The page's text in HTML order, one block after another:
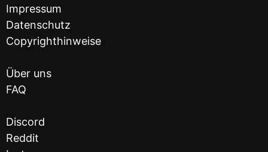
Impressum
Datenschutz
Copyrighthinweise
Über uns
FAQ
Discord
Reddit